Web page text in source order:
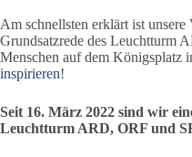
Am schnellsten erklärt ist
Grundsatzrede des Leuchtturm
Menschen auf dem Königsplatz
inspirieren!
Seit 16. März 2022 sind wir
Leuchtturm ARD, ORF und